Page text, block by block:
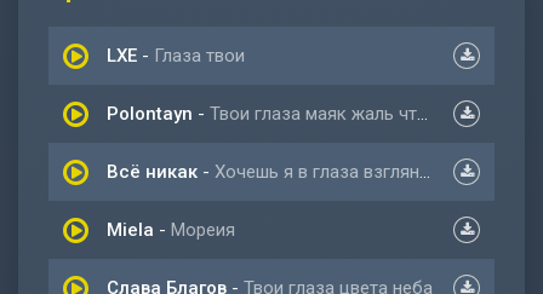
LXE - Глаза твои
Polontayn - Твои глаза маяк жаль что ты не моя
Всё никак - Хочешь я в глаза взгляну в твои глаза
Miela - Мореия
Слава Благов - Твои глаза цвета неба